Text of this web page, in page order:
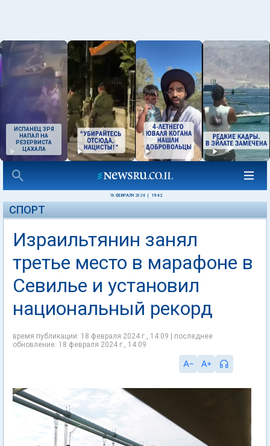
ИСПАНЕЦ ЗРЯ
НАПАЛ НА
РЕЗЕРВИСТА
ЦАХАЛА
18 ФЕВРАЛЯ 2024 19:42
СПОРТ
Израильтянин занял
третье место в марафоне в
Севилье и установил
национальный рекорд
время публикации: 18 февраля 2024 г., 14:09 | последнее
обновление: 18 февраля 2024 г., 14:09